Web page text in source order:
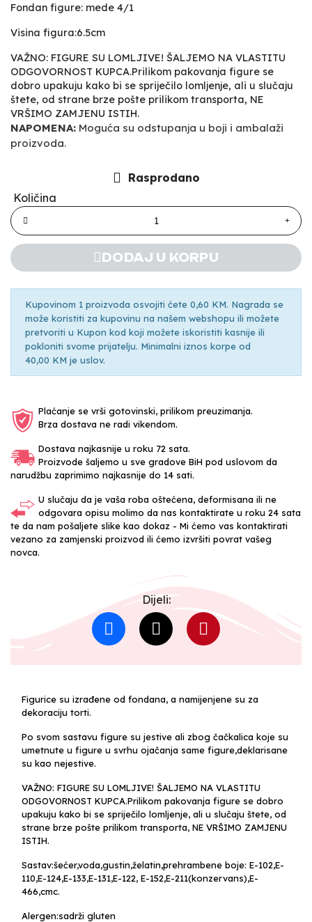
Fondan figure: mede 4/1
Visina figura:6.5cm
VAŽNO: FIGURE SU LOMLJIVE! ŠALJEMO NA VLASTITU
ODGOVORNOST KUPCA.Prilikom pakovanja figure se
dobro upakuju kako bi se spriječilo lomljenje, ali u slučaju
štete, od strane brze pošte prilikom transporta, NE
VRŠIMO ZAMJENU ISTIH.
NAPOMENA: Moguća su odstupanja u boji i ambalaži
proizvoda.
Rasprodano
Količina
DODAJ U KORPU
Kupovinom 1 proizvoda osvojiti ćete 0,60 KM. Nagrada se
može koristiti za kupovinu na našem webshopu ili možete
pretvoriti u Kupon kod koji možete iskoristiti kasnije ili
pokloniti svome prijatelju. Minimalni iznos korpe od
40,00 KM je uslov.
Plaćanje se vrši gotovinski, prilikom preuzimanja.
Brza dostava ne radi vikendom.
Dostava najkasnije u roku 72 sata.
Proizvode šaljemo u sve gradove BiH pod uslovom da
narudžbu zaprimimo najkasnije do 14 sati.
U slučaju da je vaša roba oštećena, deformisana ili ne
odgovara opisu molimo da nas kontaktirate u roku 24 sata
te da nam pošaljete slike kao dokaz - Mi ćemo vas kontaktirati
vezano za zamjenski proizvod ili ćemo izvršiti povrat vašeg
novca.
Dijeli:
Figurice su izrađene od fondana, a namijenjene su za
dekoraciju torti.
Po svom sastavu figure su jestive ali zbog čačkalica koje su
umetnute u figure u svrhu ojačanja same figure,deklarisane
su kao nejestive.
VAŽNO: FIGURE SU LOMLJIVE! ŠALJEMO NA VLASTITU
ODGOVORNOST KUPCA.Prilikom pakovanja figure se dobro
upakuju kako bi se spriječilo lomljenje, ali u slučaju štete, od
strane brze pošte prilikom transporta, NE VRŠIMO ZAMJENU
ISTIH.
Sastav:šećer,voda,gustin,želatin,prehrambene boje: E-102,E-
110,E-124,E-133,E-131,E-122, E-152,E-211(konzervans),E-
466,cmc.
Alergen:sadrži gluten